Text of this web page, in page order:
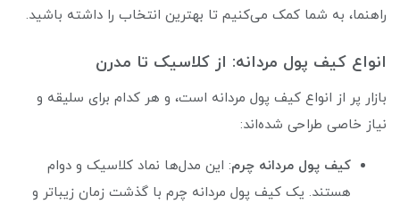
راهنما، به شما کمک می‌کنیم تا بهترین انتخاب را داشته باشید.
انواع کیف پول مردانه: از کلاسیک تا مدرن
بازار پر از انواع کیف پول مردانه است، و هر کدام برای سلیقه و
نیاز خاصی طراحی شده‌اند:
کیف پول مردانه چرم: این مدل‌ها نماد کلاسیک و دوام
هستند. یک کیف پول مردانه چرم با گذشت زمان زیباتر و